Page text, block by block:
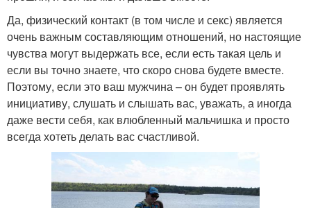
Да, физический контакт (в том числе и секс) является
очень важным составляющим отношений, но настоящие
чувства могут выдержать все, если есть такая цель и
если вы точно знаете, что скоро снова будете вместе.
Поэтому, если это ваш мужчина – он будет проявлять
инициативу, слушать и слышать вас, уважать, а иногда
даже вести себя, как влюбленный мальчишка и просто
всегда хотеть делать вас счастливой.